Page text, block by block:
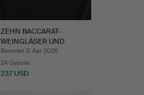
ZEHN BACCARAT-
WEINGLÄSER UND
NEUN GEÄTZTE …
Beendet 3. Apr 2026
24 Gebote
237 USD